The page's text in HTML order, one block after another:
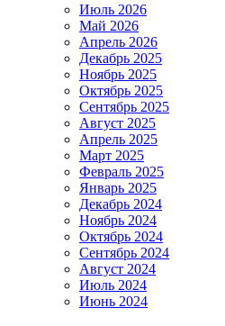
Июль 2026
Май 2026
Апрель 2026
Декабрь 2025
Ноябрь 2025
Октябрь 2025
Сентябрь 2025
Август 2025
Апрель 2025
Март 2025
Февраль 2025
Январь 2025
Декабрь 2024
Ноябрь 2024
Октябрь 2024
Сентябрь 2024
Август 2024
Июль 2024
Июнь 2024